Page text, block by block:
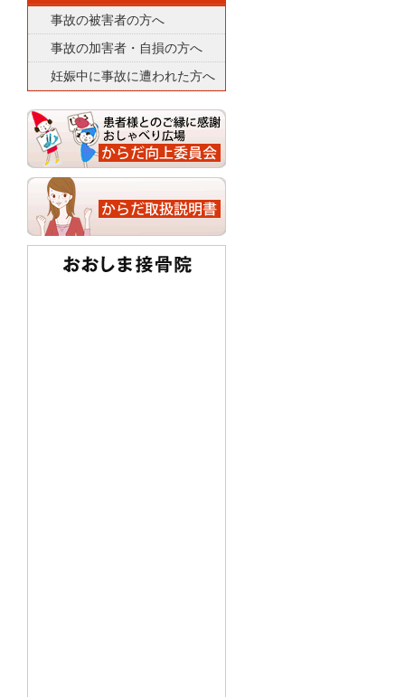
事故の被害者の方へ
事故の加害者・自損の方へ
妊娠中に事故に遭われた方へ